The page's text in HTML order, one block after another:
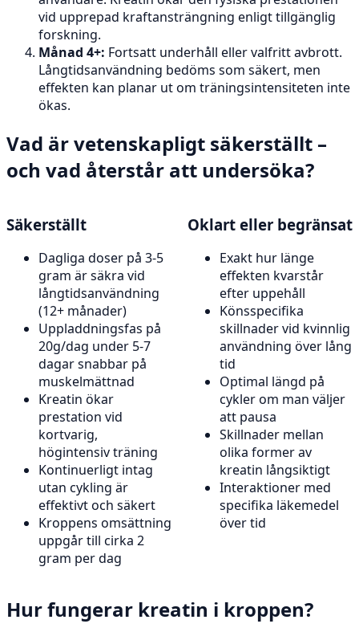
vid upprepad kraftansträngning enligt tillgänglig
forskning.
Månad 4+: Fortsatt underhåll eller valfritt avbrott.
Långtidsanvändning bedöms som säkert, men
effekten kan planar ut om träningsintensiteten inte
ökas.
Vad är vetenskapligt säkerställt –
och vad återstår att undersöka?
Säkerställt
Dagliga doser på 3-5
gram är säkra vid
långtidsanvändning
(12+ månader)
Uppladdningsfas på
20g/dag under 5-7
dagar snabbar på
muskelmättnad
Kreatin ökar
prestation vid
kortvarig,
högintensiv träning
Kontinuerligt intag
utan cykling är
effektivt och säkert
Kroppens omsättning
uppgår till cirka 2
gram per dag
Oklart eller begränsat
Exakt hur länge
effekten kvarstår
efter uppehåll
Könsspecifika
skillnader vid kvinnlig
användning över lång
tid
Optimal längd på
cykler om man väljer
att pausa
Skillnader mellan
olika former av
kreatin långsiktigt
Interaktioner med
specifika läkemedel
över tid
Hur fungerar kreatin i kroppen?